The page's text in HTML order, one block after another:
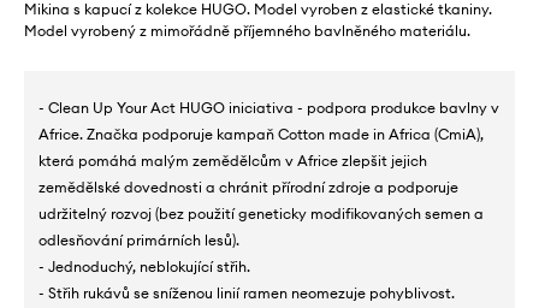
Mikina s kapucí z kolekce HUGO. Model vyroben z elastické tkaniny.
Model vyrobený z mimořádně příjemného bavlněného materiálu.
- Clean Up Your Act HUGO iniciativa - podpora produkce bavlny v
Africe. Značka podporuje kampaň Cotton made in Africa (CmiA),
která pomáhá malým zemědělcům v Africe zlepšit jejich
zemědělské dovednosti a chránit přírodní zdroje a podporuje
udržitelný rozvoj (bez použití geneticky modifikovaných semen a
odlesňování primárních lesů).
- Jednoduchý, neblokující střih.
- Střih rukávů se sníženou linií ramen neomezuje pohyblivost.